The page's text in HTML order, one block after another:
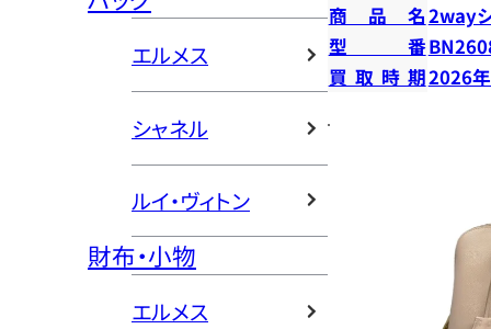
エルメス
シャネル
ルイ・ヴィトン
財布・小物
エルメス
商品名2way
型番
買取時期2026